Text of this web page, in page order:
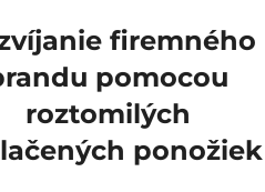
firemného
pomocou
roztomilých
ponožiek